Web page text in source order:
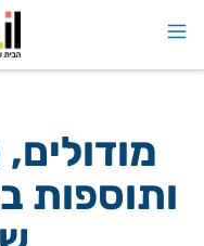
ותוספות